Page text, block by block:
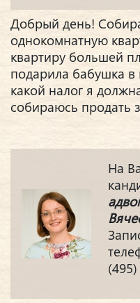
Добрый день!
однокомнатную
квартиру большей
подарила бабушка в
какой налог я
собираюсь продать
На